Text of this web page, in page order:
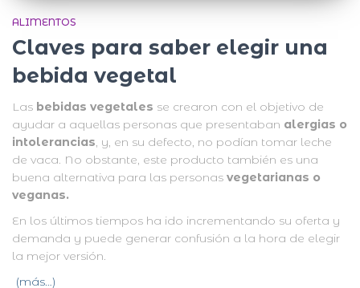
ALIMENTOS
Claves para saber elegir una
bebida vegetal
Las bebidas vegetales se crearon con el objetivo de
ayudar a aquellas personas que presentaban alergias o
intolerancias, y, en su defecto, no podían tomar leche
de vaca. No obstante, este producto también es una
buena alternativa para las personas vegetarianas o
veganas.
En los últimos tiempos ha ido incrementando su oferta y
demanda y puede generar confusión a la hora de elegir
la mejor versión.
(más…)